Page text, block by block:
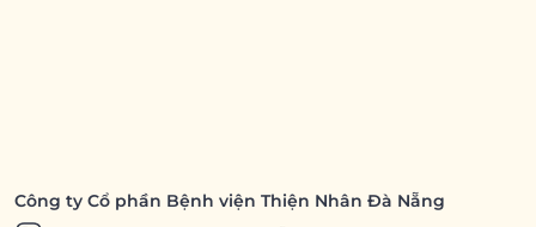
Công ty Cổ phần Bệnh viện Thiện Nhân Đà Nẵng